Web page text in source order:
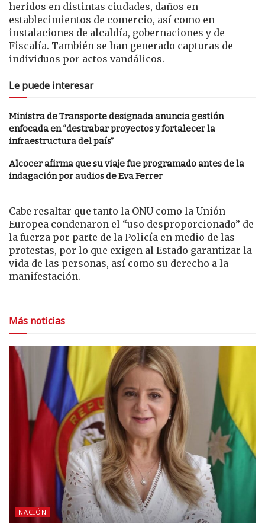
heridos en distintas ciudades, daños en
establecimientos de comercio, así como en
instalaciones de alcaldía, gobernaciones y de
Fiscalía. También se han generado capturas de
individuos por actos vandálicos.
Le puede interesar
Ministra de Transporte designada anuncia gestión
enfocada en “destrabar proyectos y fortalecer la
infraestructura del país”
Alcocer afirma que su viaje fue programado antes de la
indagación por audios de Eva Ferrer
Cabe resaltar que tanto la ONU como la Unión
Europea condenaron el “uso desproporcionado” de
la fuerza por parte de la Policía en medio de las
protestas, por lo que exigen al Estado garantizar la
vida de las personas, así como su derecho a la
manifestación.
Más noticias
NACIÓN